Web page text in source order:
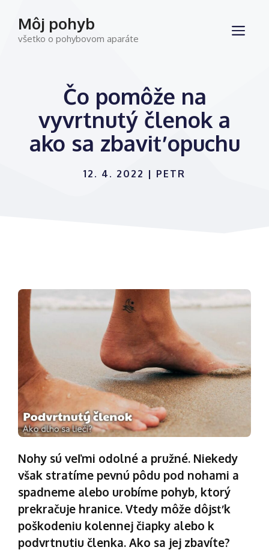
obsah
Môj pohyb
všetko o pohybovom aparáte
Čo pomôže na
vyvrtnutý členok a
ako sa zbaviť opuchu
12. 4. 2022 | PETR
Nohy sú veľmi odolné a pružné. Niekedy
však stratíme pevnú pôdu pod nohami a
spadneme alebo urobíme pohyb, ktorý
prekračuje hranice. Vtedy môže dôjsť k
poškodeniu kolennej čiapky alebo k
podvrtnutiu členka. Ako sa jej zbavíte?